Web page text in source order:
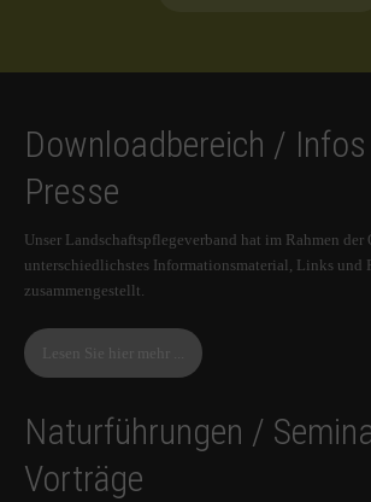
Downloadbereich /
Presse
Unser Landschaftspflegeverband hat im Rahmen
unterschiedlichstes Informationsmaterial, Links und
zusammengestellt.
Lesen Sie hier mehr ...
Naturführungen /
Vorträge